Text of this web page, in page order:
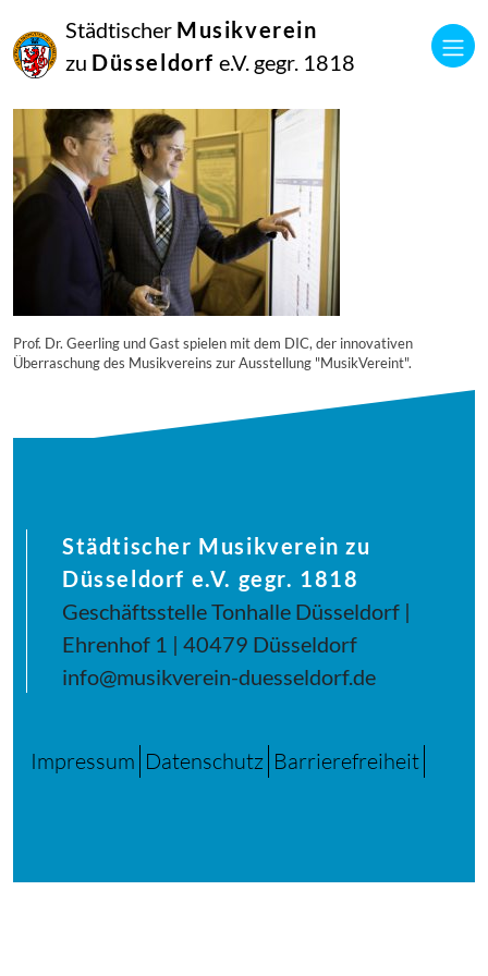
Städtischer Musikverein
zu Düsseldorf e.V. gegr. 1818
Juni
2018
administrator
Prof. Dr. Geerling und Gast spielen mit dem DIC, der innovativen
Überraschung des Musikvereins zur Ausstellung "MusikVereint".
Städtischer Musikverein zu
Düsseldorf e.V. gegr. 1818
Geschäftsstelle Tonhalle Düsseldorf |
Ehrenhof 1 | 40479 Düsseldorf
info@musikverein-duesseldorf.de
Impressum Datenschutz Barrierefreiheit